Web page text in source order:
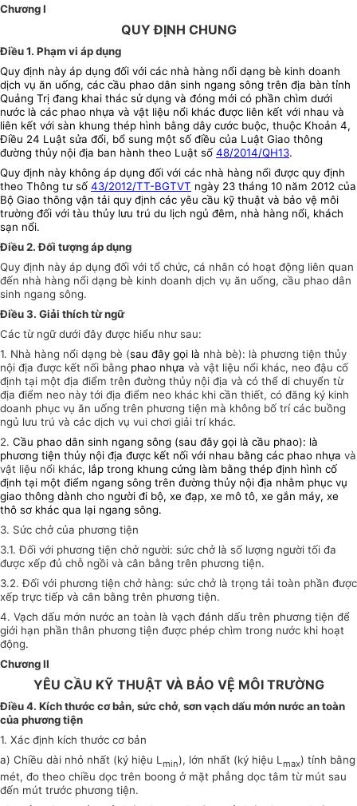
Chương I
QUY ĐỊNH CHUNG
Điều 1. Phạm vi áp dụng
Quy định này áp dụng đối với các nhà hàng nổi dạng bè kinh doanh
dịch vụ ăn uống, các cầu phao dân sinh ngang sông trên địa bàn tỉnh
Quảng Trị đang khai thác sử dụng và đóng mới có phần chìm dưới
nước là các phao nhựa và vật liệu nổi khác được liên kết với nhau và
liên kết với sàn khung thép hình bằng dây cước buộc, thuộc Khoản 4,
Điều 24 Luật sửa đổi, bổ sung một số điều của Luật Giao thông
đường thủy nội địa ban hành theo Luật số 48/2014/QH13.
Quy định này không áp dụng đối với các nhà hàng nổi được quy định
theo Thông tư số 43/2012/TT-BGTVT ngày 23 tháng 10 năm 2012 của
Bộ Giao thông vận tải quy định các yêu cầu kỹ thuật và bảo vệ môi
trường đối với tàu thủy lưu trú du lịch ngủ đêm, nhà hàng nổi, khách
sạn nổi.
Điều 2. Đối tượng áp dụng
Quy định này áp dụng đối với tổ chức, cá nhân có hoạt động liên quan
đến nhà hàng nổi dạng bè kinh doanh dịch vụ ăn uống, cầu phao dân
sinh ngang sông.
Điều 3. Giải thích từ ngữ
Các từ ngữ dưới đây được hiểu như sau:
1. Nhà hàng nổi dạng bè (sau đây gọi là nhà bè): là phương tiện thủy
nội địa được kết nối bằng phao nhựa và vật liệu nổi khác, neo đậu cố
định tại một địa điểm trên đường thủy nội địa và có thể di chuyển từ
địa điểm neo này tới địa điểm neo khác khi cần thiết, có đăng ký kinh
doanh phục vụ ăn uống trên phương tiện mà không bố trí các buồng
ngủ lưu trú và các dịch vụ vui chơi giải trí khác.
2. Cầu phao dân sinh ngang sông (sau đây gọi là cầu phao): là
phương tiện thủy nội địa được kết nối với nhau bằng các phao nhựa và
vật liệu nổi khác, lắp trong khung cứng làm bằng thép định hình cố
định tại một điểm ngang sông trên đường thủy nội địa nhằm phục vụ
giao thông dành cho người đi bộ, xe đạp, xe mô tô, xe gắn máy, xe
thô sơ khác qua lại ngang sông.
3. Sức chở của phương tiện
3.1. Đối với phương tiện chở người: sức chở là số lượng người tối đa
được xếp đủ chỗ ngồi và cân bằng trên phương tiện.
3.2. Đối với phương tiện chở hàng: sức chở là trọng tải toàn phần được
xếp trực tiếp và cân bằng trên phương tiện.
4. Vạch dấu mớn nước an toàn là vạch đánh dấu trên phương tiện để
giới hạn phần thân phương tiện được phép chìm trong nước khi hoạt
động.
Chương II
YÊU CẦU KỸ THUẬT VÀ BẢO VỆ MÔI TRƯỜNG
Điều 4. Kích thước cơ bản, sức chở, sơn vạch dấu mớn nước an toàn
của phương tiện
1. Xác định kích thước cơ bản
a) Chiều dài nhỏ nhất (ký hiệu L min), lớn nhất (ký hiệu L max) tính bằng
mét, đo theo chiều dọc trên boong ở mặt phẳng dọc tâm từ mút sau
đến mút trước phương tiện.